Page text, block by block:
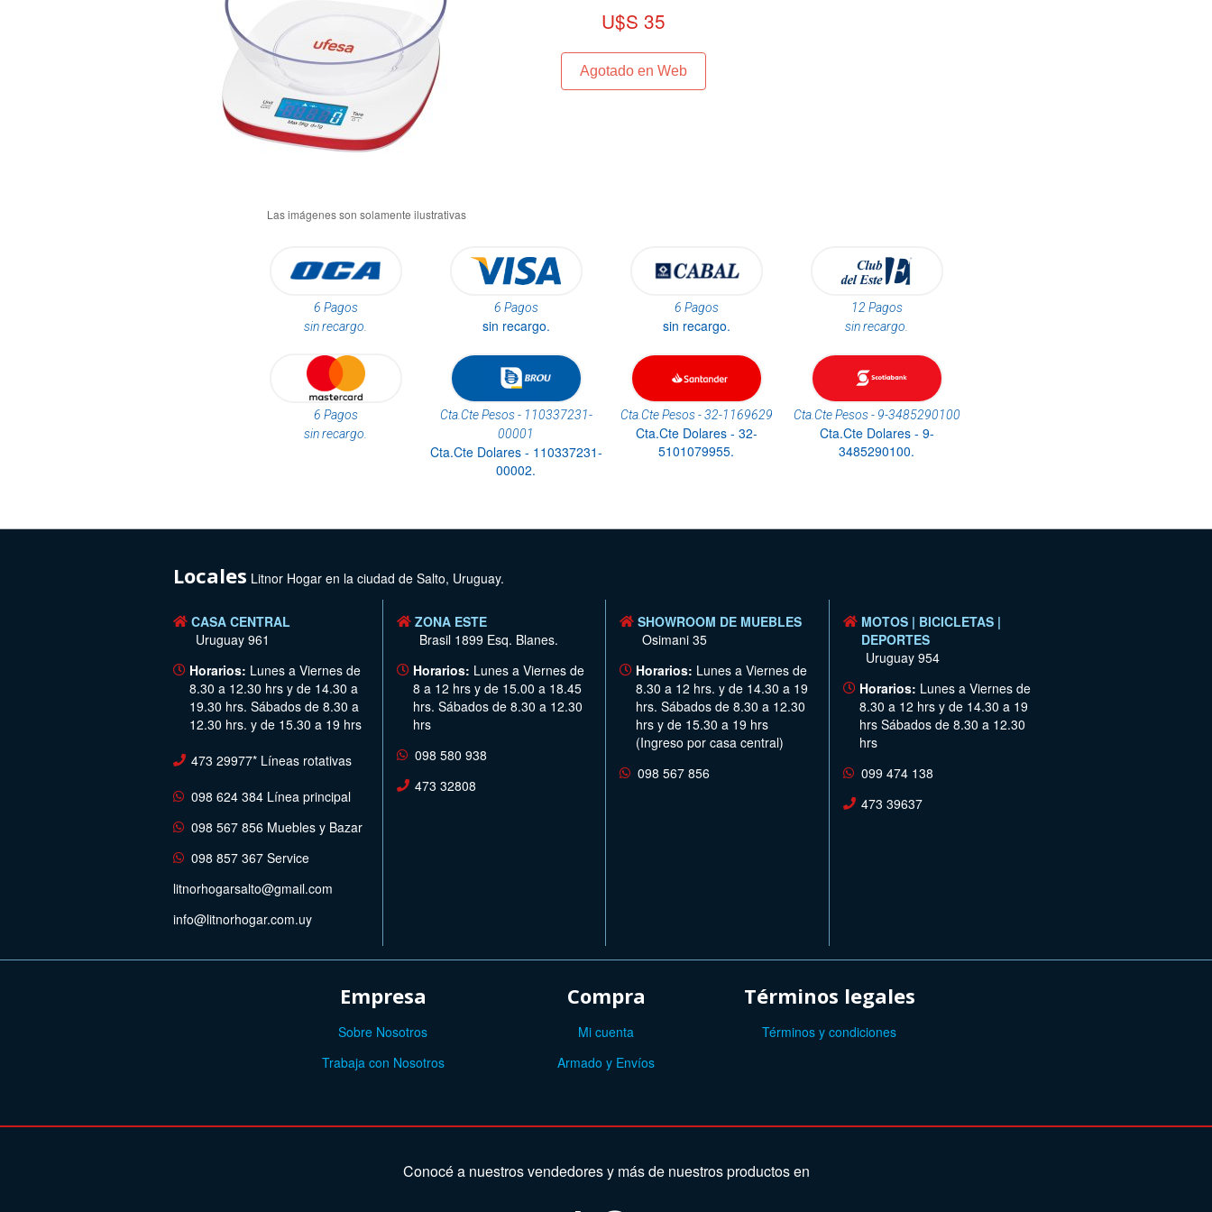
U$S 35
Agotado en Web
6 Pagos
sin recargo.
6 Pagos
sin recargo.
6 Pagos
sin recargo.
12 Pagos
sin recargo.
6 Pagos
sin recargo.
Cta.Cte Pesos - 110337231-
00001
Cta.Cte Dolares - 110337231-
00002.
Cta.Cte Pesos - 32-1169629
Cta.Cte Dolares - 32-
5101079955.
Cta.Cte Pesos - 9-3485290100
Cta.Cte Dolares - 9-
3485290100.
Locales Litnor Hogar en la ciudad de Salto, Uruguay.
CASA CENTRAL
Uruguay 961
Horarios: Lunes a Viernes de
8.30 a 12.30 hrs y de 14.30 a
19.30 hrs. Sábados de 8.30 a
12.30 hrs. y de 15.30 a 19 hrs
473 29977* Líneas rotativas
098 624 384 Línea principal
098 567 856 Muebles y Bazar
098 857 367 Service
litnorhogarsalto@gmail.com
info@litnorhogar.com.uy
ZONA ESTE
Brasil 1899 Esq. Blanes.
Horarios: Lunes a Viernes de
8 a 12 hrs y de 15.00 a 18.45
hrs. Sábados de 8.30 a 12.30
hrs
098 580 938
473 32808
SHOWROOM DE MUEBLES
Osimani 35
Horarios: Lunes a Viernes de
8.30 a 12 hrs. y de 14.30 a 19
hrs. Sábados de 8.30 a 12.30
hrs y de 15.30 a 19 hrs
(Ingreso por casa central)
098 567 856
MOTOS | BICICLETAS |
DEPORTES
Uruguay 954
Horarios: Lunes a Viernes de
8.30 a 12 hrs y de 14.30 a 19
hrs Sábados de 8.30 a 12.30
hrs
099 474 138
473 39637
Empresa
Sobre Nosotros
Trabaja con Nosotros
Compra
Mi cuenta
Armado y Envíos
Términos legales
Términos y condiciones
Conocé a nuestros vendedores y más de nuestros productos en